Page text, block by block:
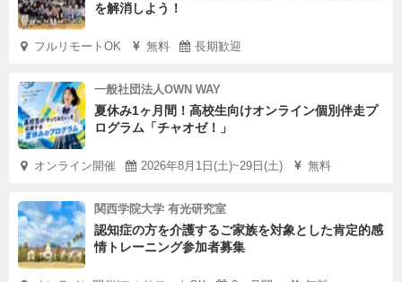
を解消しよう！
フルリモートOK 無料 長期歓迎
一般社団法人OWN WAY
夏休み1ヶ月間！高校生向けオンライン個別伴走プ
ログラム「チャオゼ！」
オンライン開催 2026年8月1日(土)~29日(土) 無料
関西学院大学 有光研究室
認知症の方を介護するご家族を対象とした肯定的感
情トレーニング参加者募集